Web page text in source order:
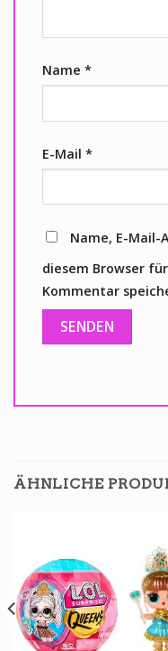
Name *
E-Mail *
Name, E-Mail-
diesem Browser
Kommentar
ÄHNLICHE